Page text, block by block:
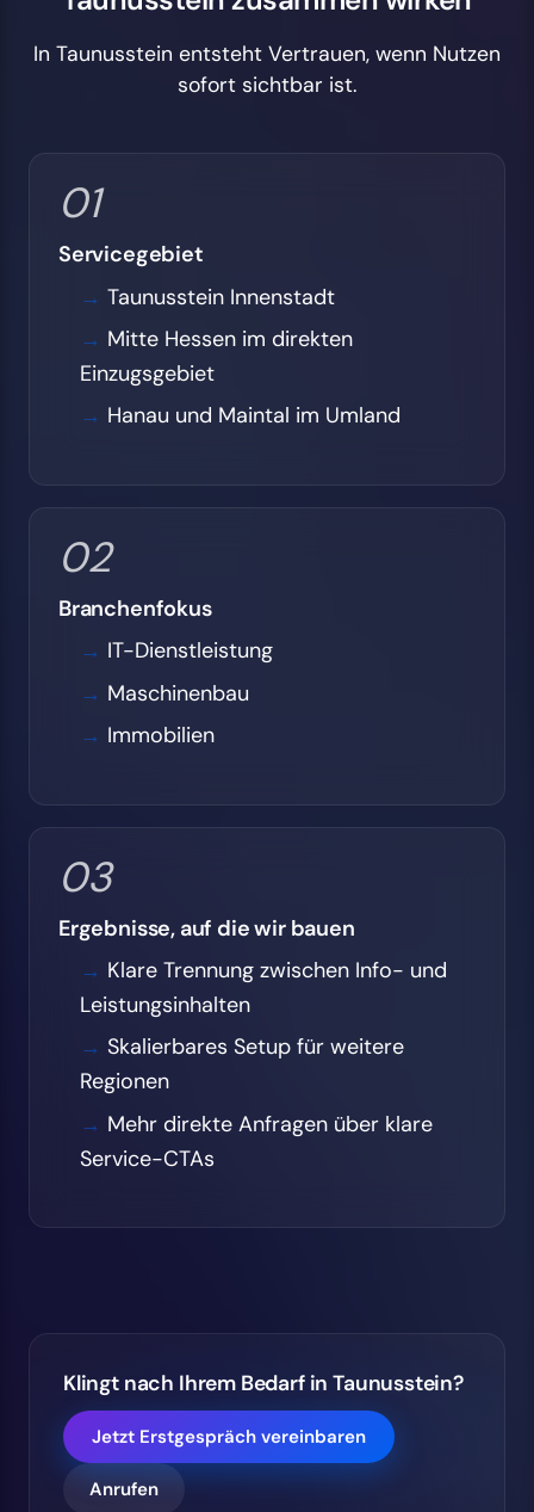
In Taunusstein entsteht Vertrauen, wenn Nutzen
sofort sichtbar ist.
01
Servicegebiet
Taunusstein Innenstadt
Mitte Hessen im direkten
Einzugsgebiet
Hanau und Maintal im Umland
02
Branchenfokus
IT-Dienstleistung
Maschinenbau
Immobilien
03
Ergebnisse, auf die wir bauen
Klare Trennung zwischen Info- und
Leistungsinhalten
Skalierbares Setup für weitere
Regionen
Mehr direkte Anfragen über klare
Service-CTAs
Klingt nach Ihrem Bedarf in Taunusstein?
Jetzt Erstgespräch vereinbaren
Anrufen